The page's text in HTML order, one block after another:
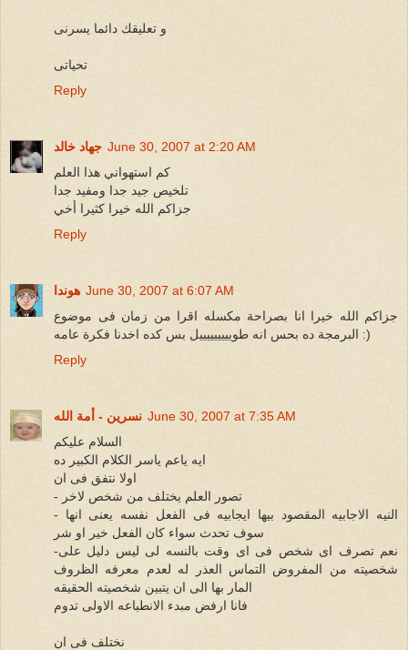
و تعليقك دائما يسرنى
تحياتى
Reply
جهاد خالد June 30, 2007 at 2:20 AM
كم استهواني هذا العلم
تلخيص جيد جدا ومفيد جدا
جزاكم الله خيرا كثيرا أخي
Reply
هوندا June 30, 2007 at 6:07 AM
جزاكم الله خيرا انا بصراحة مكسله اقرا من زمان فى موضوع
البرمجة ده بحس انه طويييييييييل بس كده اخدنا فكرة عامه :)
Reply
نسرين - أمة الله June 30, 2007 at 7:35 AM
السلام عليكم
ايه ياعم ياسر الكلام الكبير ده
اولا نتفق فى ان
- تصور العلم يختلف من شخص لاخر
- النيه الاجابيه المقصود بيها ايجابيه فى الفعل نفسه يعنى انها
سوف تحدث سواء كان الفعل خير او شر
-نعم تصرف اى شخص فى اى وقت بالنسه لى ليس دليل على
شخصيته من المفروض التماس العذر له لعدم معرفه الظروف
المار بها الى ان يتبين شخصيته الحقيقه
فانا ارفض مبدء الانطباعه الاولى تدوم
نختلف فى ان